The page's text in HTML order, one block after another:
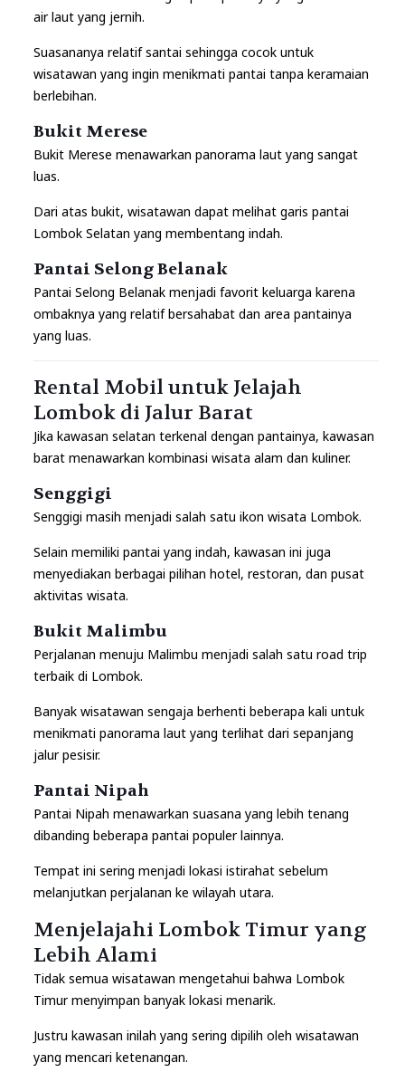
air laut yang jernih.
Suasananya relatif santai sehingga cocok untuk
wisatawan yang ingin menikmati pantai tanpa keramaian
berlebihan.
Bukit Merese
Bukit Merese menawarkan panorama laut yang sangat
luas.
Dari atas bukit, wisatawan dapat melihat garis pantai
Lombok Selatan yang membentang indah.
Pantai Selong Belanak
Pantai Selong Belanak menjadi favorit keluarga karena
ombaknya yang relatif bersahabat dan area pantainya
yang luas.
Rental Mobil untuk Jelajah
Lombok di Jalur Barat
Jika kawasan selatan terkenal dengan pantainya, kawasan
barat menawarkan kombinasi wisata alam dan kuliner.
Senggigi
Senggigi masih menjadi salah satu ikon wisata Lombok.
Selain memiliki pantai yang indah, kawasan ini juga
menyediakan berbagai pilihan hotel, restoran, dan pusat
aktivitas wisata.
Bukit Malimbu
Perjalanan menuju Malimbu menjadi salah satu road trip
terbaik di Lombok.
Banyak wisatawan sengaja berhenti beberapa kali untuk
menikmati panorama laut yang terlihat dari sepanjang
jalur pesisir.
Pantai Nipah
Pantai Nipah menawarkan suasana yang lebih tenang
dibanding beberapa pantai populer lainnya.
Tempat ini sering menjadi lokasi istirahat sebelum
melanjutkan perjalanan ke wilayah utara.
Menjelajahi Lombok Timur yang
Lebih Alami
Tidak semua wisatawan mengetahui bahwa Lombok
Timur menyimpan banyak lokasi menarik.
Justru kawasan inilah yang sering dipilih oleh wisatawan
yang mencari ketenangan.